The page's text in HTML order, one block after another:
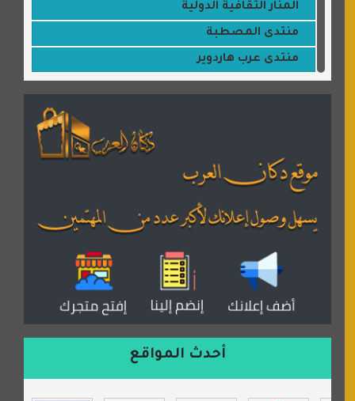
المنار الثقافية الدولية
منتدى المصطبة
منتدى عرب هاردوير
القران للجميع
منتدى همسات روائية
المكتبة الصوتية للقران الكريم
منتدى عدلات
موقع مداد الإسلامي
ورشة زهرة لورا للحدادة
أحدث المواقع